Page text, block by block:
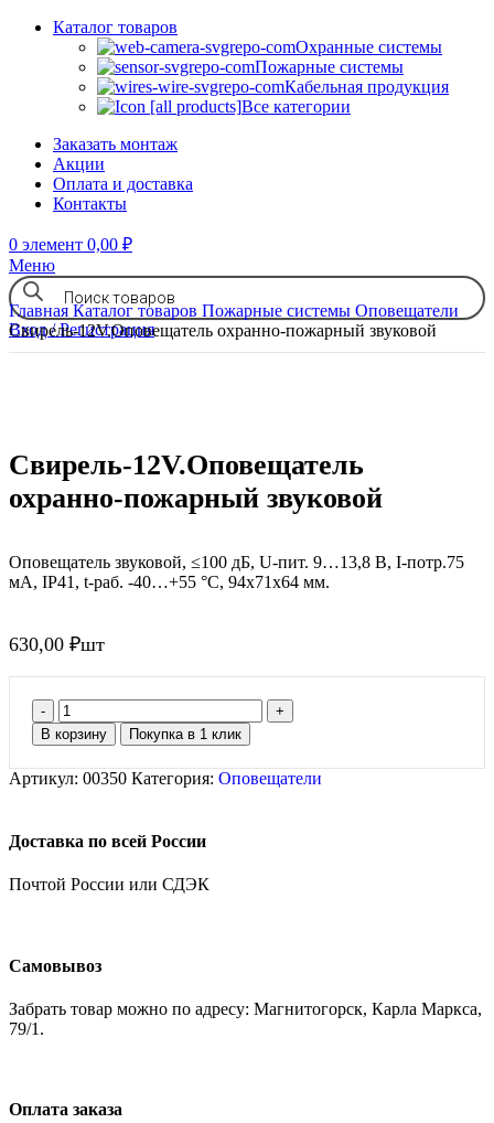
Каталог товаров
Охранные системы
Пожарные системы
Кабельная продукция
Все категории
Заказать монтаж
Акции
Оплата и доставка
Контакты
0 элемент 0,00 ₽
Меню
Вход / Регистрация
Главная Каталог товаров Пожарные системы Оповещатели
Свирель-12V.Оповещатель охранно-пожарный звуковой
Свирель-12V.Оповещатель
охранно-пожарный звуковой
Оповещатель звуковой, ≤100 дБ, U-пит. 9…13,8 В, I-потр.75
мА, IP41, t-раб. -40…+55 °С, 94х71х64 мм.
630,00 ₽шт
В корзину Покупка в 1 клик
Артикул: 00350 Категория: Оповещатели
Доставка по всей России
Почтой России или СДЭК
Самовывоз
Забрать товар можно по адресу: Магнитогорск, Карла Маркса,
79/1.
Оплата заказа